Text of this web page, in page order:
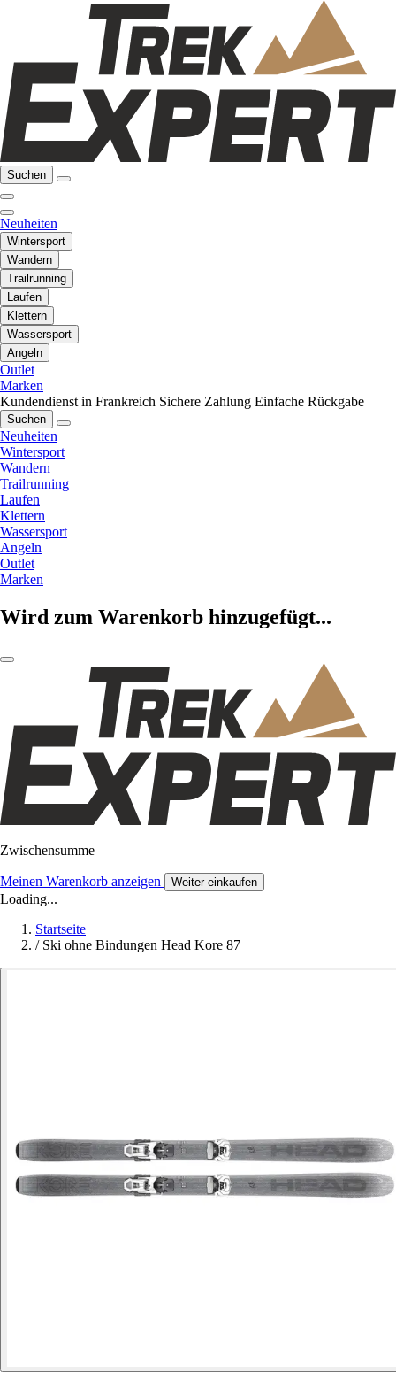
Suchen
Neuheiten
Wintersport
Wandern
Trailrunning
Laufen
Klettern
Wassersport
Angeln
Outlet
Marken
Kundendienst in Frankreich Sichere Zahlung Einfache Rückgabe
Suchen
Neuheiten
Wintersport
Wandern
Trailrunning
Laufen
Klettern
Wassersport
Angeln
Outlet
Marken
Wird zum Warenkorb hinzugefügt...
Zwischensumme
Meinen Warenkorb anzeigen Weiter einkaufen
Loading...
Startseite
/ Ski ohne Bindungen Head Kore 87